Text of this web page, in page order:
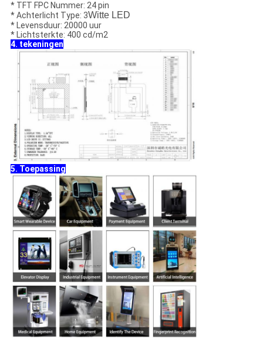
* TFT FPC Nummer: 24 pin
* Achterlicht Type: 3Witte LED
* Levensduur: 20000 uur
* Lichtsterkte: 400 cd/m2
4. tekeningen
5. Toepassing